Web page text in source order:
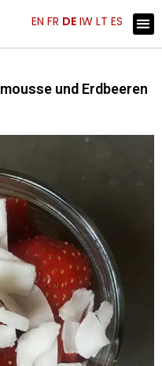
und Erdbeeren
EN FR DE IW LT ES